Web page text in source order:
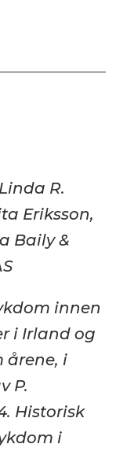
R.
Eriksson,
Baily &
innen
i Irland og
årene, i
P.
Historisk
i